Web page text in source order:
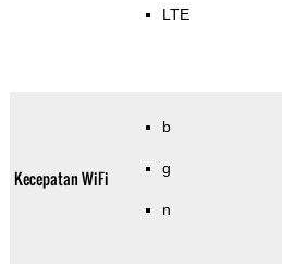
LTE
Kecepatan WiFi
b
g
n